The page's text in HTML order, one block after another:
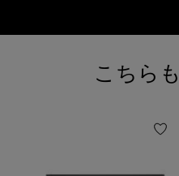
こちら